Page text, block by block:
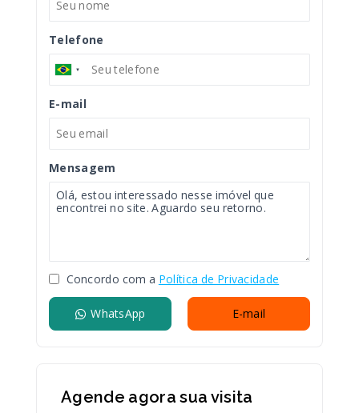
Telefone
E-mail
Mensagem
Concordo com a Política de Privacidade
WhatsApp E-mail
Agende agora sua visita